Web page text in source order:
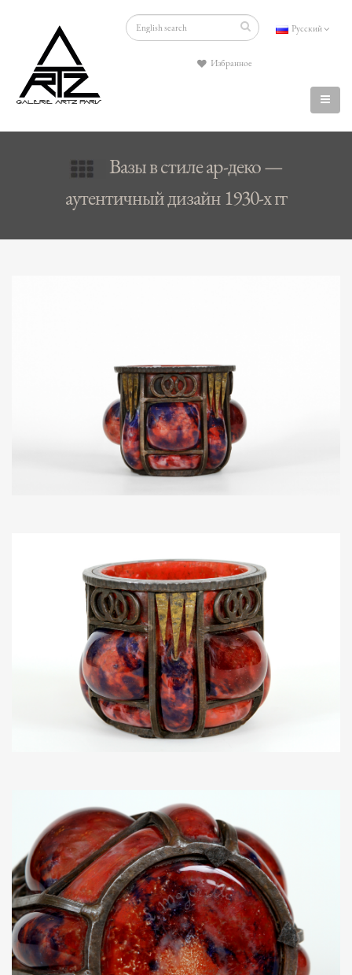
Русский
Избранное
Вазы в стиле ар-деко —
аутентичный дизайн 1930-х гг